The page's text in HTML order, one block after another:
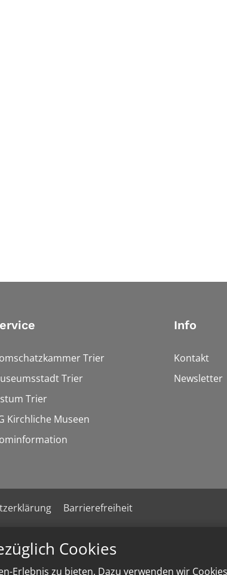
Cookies
Erlebnis zu bieten. Dazu verwenden wir
Trier
Trier
Trier
Kirchliche Museen
Info
Kontakt
Newsletter
Barrierefreiheit